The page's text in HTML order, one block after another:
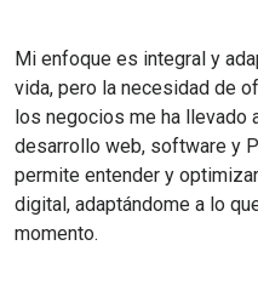
Mi enfoque es integral y
vida, pero la necesidad de
los negocios me ha llevado
desarrollo web, software y
permite entender y
digital, adaptándome a lo
momento.